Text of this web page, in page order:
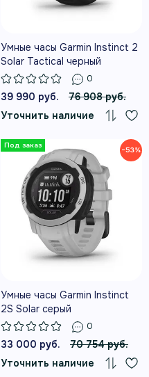
Умные часы Garmin Instinct 2
Solar Tactical черный
0
39 990 руб.
76 908 руб.
Уточнить наличие
−53%
Умные часы Garmin Instinct
2S Solar серый
0
33 000 руб.
70 754 руб.
Уточнить наличие